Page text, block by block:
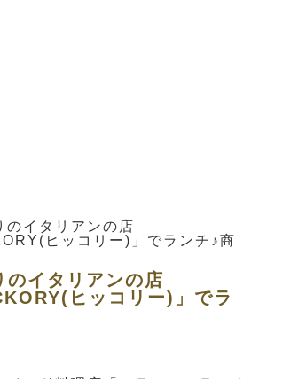
のイタリアンの店
ヒッコリー)」でラ